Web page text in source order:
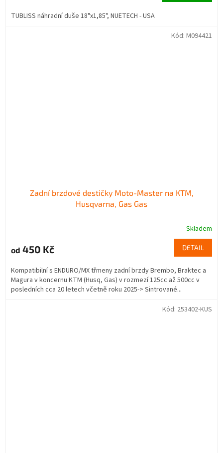
TUBLISS náhradní duše 18"x1,85", NUETECH - USA
Zadní brzdové destičky Moto-Master na KTM,
Husqvarna, Gas Gas
Skladem
od 450 Kč DETAIL
Kompatibilní s ENDURO/MX třmeny zadní brzdy Brembo, Braktec a
Magura v koncernu KTM (Husq, Gas) v rozmezí 125cc až 500cc v
posledních cca 20 letech včetně roku 2025-> Sintrované...
Kód: M094421
Kód: 253402-KUS